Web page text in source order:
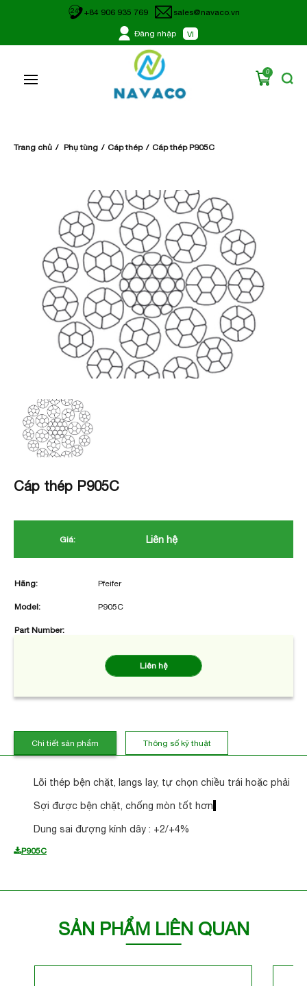
24 +84 906 935 769 sales@navaco.vn
Đăng nhập VI
0
Trang chủ Phụ tùng Cáp thép Cáp thép P905C
Cáp thép P905C
Giá: Liên hệ
Hãng: Pfeifer
Model: P905C
Part Number:
Liên hệ
Chi tiết sản phẩm Thông số kỹ thuật
Lõi thép bện chặt, langs lay, tự chọn chiều trái hoặc phải
Sợi được bện chặt, chống mòn tốt hơn
Dung sai đượng kính dây : +2/+4%
P905C
SẢN PHẨM LIÊN QUAN